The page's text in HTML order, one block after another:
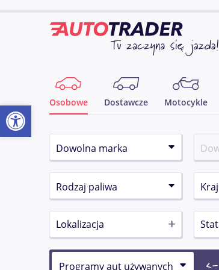
Osobowe Dostawcze Motocykle
Lokalizacja
Otwórz pasek narzędzi